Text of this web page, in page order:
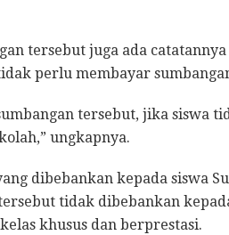
tersebut juga ada
perlu membayar
tersebut, jika siswa
ungkapnya.
dibebankan kepada siswa
tidak dibebankan
khusus dan berprestasi.